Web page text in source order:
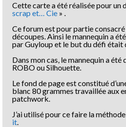
Cette carte a été réalisée pour un
scrap et… Cie » .
Ce forum est pour partie consacré
découpes. Ainsi le mannequin a
par Guyloup et le but du défi était
Dans mon cas, le mannequin a
ROBO ou Silhouette.
Le fond de page est constitué
blanc 80 grammes travaillée aux
patchwork.
J’ai utilisé pour ce faire la
it.